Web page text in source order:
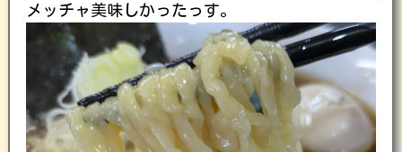
メッチャ美味しかったっす。